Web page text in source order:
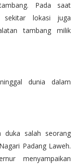
Pada saat
lokasi juga
tambang milik
dunia dalam
duka salah seorang
Padang Laweh.
menyampaikan